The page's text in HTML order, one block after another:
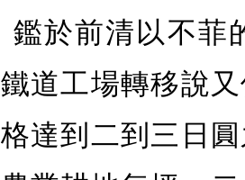
鑑於前清以不菲
鐵道工場轉移說
格達到二到三日